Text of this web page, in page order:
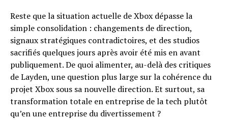
Reste que la situation actuelle de Xbox dépasse la
simple consolidation : changements de direction,
signaux stratégiques contradictoires, et des studios
sacrifiés quelques jours après avoir été mis en avant
publiquement. De quoi alimenter, au-delà des critiques
de Layden, une question plus large sur la cohérence du
projet Xbox sous sa nouvelle direction. Et surtout, sa
transformation totale en entreprise de la tech plutôt
qu’en une entreprise du divertissement ?